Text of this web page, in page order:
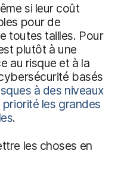
si leur coût
pour de
toutes tailles. Pour
plutôt à une
au risque et à la
basés
à des niveaux
les grandes
.
les choses en